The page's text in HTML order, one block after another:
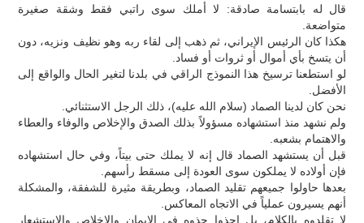
قال له بابتسامة صادقة: لا أملك سوى راتبي فقط وشقة صغيرة
متواضعة.
هكذا كان الرئيس الإيراني، ثم ذهب إلى لقاء ربه وهو نظيف ونزيه، دون
أن يتسخ بأي أموال أو ثروات أو فساد.
لو استطعنا ترسيخ هذا النموذج الراقي في بلدنا لتغير الحال والواقع إلى
الأفضل.
نحن كان لدينا الصماد (سلام الله عليه)، ذلك الرجل الاستثنائي.
ولم نشهد منذ استشهاده مسؤولاً بذلك الصدق والإخلاص والوفاء والعطاء
والاهتمام بشعبه.
قبل أن يستشهد الصماد قال إنه لا يملك حتى بيتاً، وفي حال استشهاده
فإن أولاده لا يملكون سوى العودة إلى مسقط رأسهم.
بعدها حاولوا جميعهم تقليد الصماد، وبطريقة مثيرة للشفقة، والمشكلة
أنهم يسيرون عملياً في الاتجاه المعاكس.
لا تقلدوه بالكلام، بل احذوا حذوه في الإيمان والإخلاص والاستشعار